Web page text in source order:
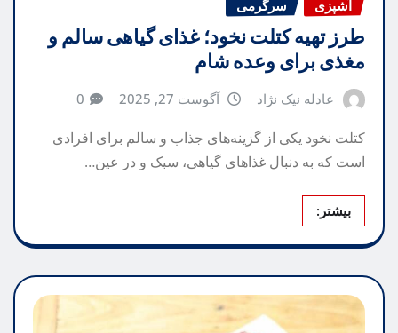
آشپزی سرگرمی
طرز تهیه کتلت نخود؛ غذای گیاهی سالم و
مغذی برای وعده شام
عادله نیک نژاد آگوست 27, 2025 0
کتلت نخود یکی از گزینه‌های جذاب و سالم برای افرادی
است که به دنبال غذاهای گیاهی، سبک و در عین…
بیشتر: